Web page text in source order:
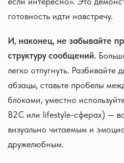
готовность идти навстречу.
И, наконец, не забывайте
структуру сообщений.
легко отпугнуть. Разбивайте
абзацы, ставьте пробелы
блоками, уместно
B2C или lifestyle-сферах) —
визуально читаемым и
дружелюбным.